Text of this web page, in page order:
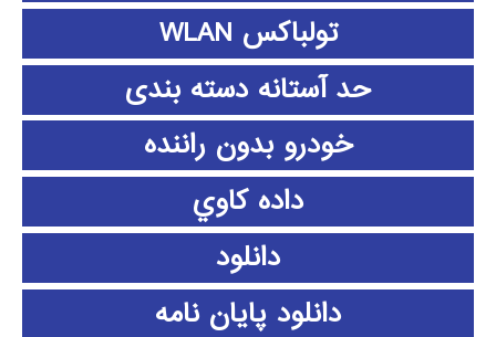
تولباکس WLAN
حد آستانه دسته بندی
خودرو بدون راننده
داده كاوي
دانلود
دانلود پايان نامه